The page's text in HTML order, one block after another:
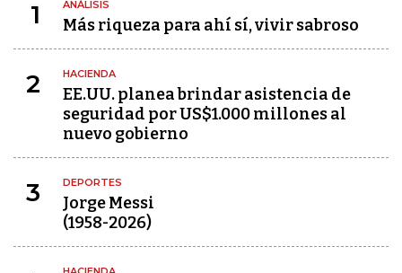
1 ANÁLISIS
Más riqueza para ahí sí, vivir sabroso
2 HACIENDA
EE.UU. planea brindar asistencia de
seguridad por US$1.000 millones al
nuevo gobierno
3 DEPORTES
Jorge Messi
(1958-2026)